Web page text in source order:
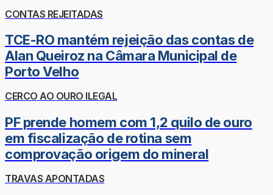
CONTAS REJEITADAS
TCE-RO mantém rejeição das contas de
Alan Queiroz na Câmara Municipal de
Porto Velho
CERCO AO OURO ILEGAL
PF prende homem com 1,2 quilo de ouro
em fiscalização de rotina sem
comprovação origem do mineral
TRAVAS APONTADAS